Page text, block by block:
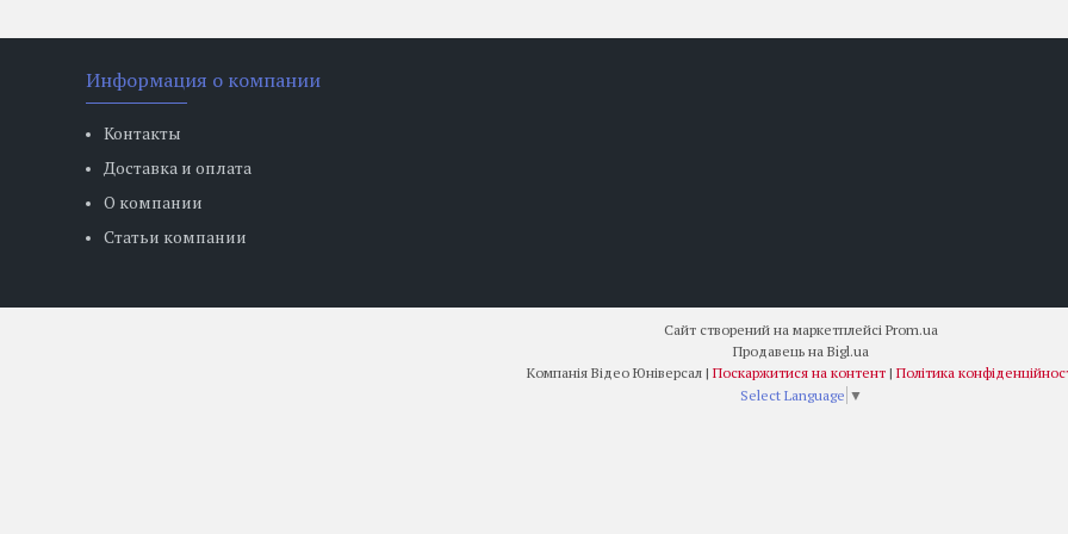
Информация о компании
Контакты
Доставка и оплата
О компании
Статьи компании
Сайт створений на маркетплейсі Prom.ua
Продавець на Bigl.ua
Компанія Відео Юніверсал | Поскаржитися на контент | Політика
Select Language ▼